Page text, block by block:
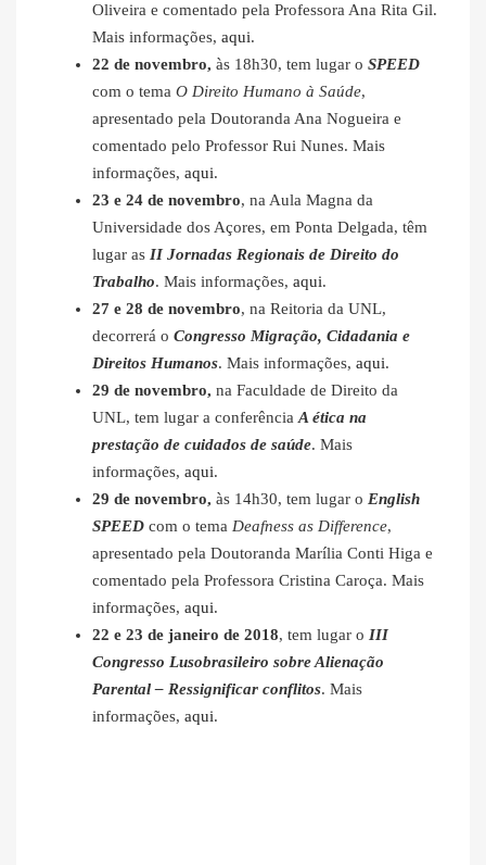
Oliveira e comentado pela Professora Ana Rita Gil.
Mais informações, aqui.
22 de novembro, às 18h30, tem lugar o SPEED
com o tema O Direito Humano à Saúde,
apresentado pela Doutoranda Ana Nogueira e
comentado pelo Professor Rui Nunes. Mais
informações, aqui.
23 e 24 de novembro, na Aula Magna da
Universidade dos Açores, em Ponta Delgada, têm
lugar as II Jornadas Regionais de Direito do
Trabalho. Mais informações, aqui.
27 e 28 de novembro, na Reitoria da UNL,
decorrerá o Congresso Migração, Cidadania e
Direitos Humanos. Mais informações, aqui.
29 de novembro, na Faculdade de Direito da
UNL, tem lugar a conferênciaA ética na
prestação de cuidados de saúde. Mais
informações, aqui.
29 de novembro, às 14h30, tem lugar o English
SPEED com o tema Deafness as Difference,
apresentado pela Doutoranda Marília Conti Higa e
comentado pela Professora Cristina Caroça. Mais
informações, aqui.
22 e 23 de janeiro de 2018, tem lugar o III
Congresso Lusobrasileiro sobre Alienação
Parental – Ressignificar conflitos. Mais
informações, aqui.